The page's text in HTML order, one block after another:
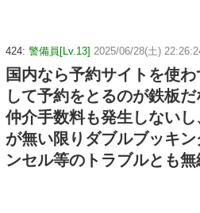
424: 警備員[Lv.13] 2025/06/28(土)
国内なら予約サイトを使
して予約をとるのが鉄板だ
仲介手数料も発生しない
が無い限りダブルブッキ
ンセル等のトラブルとも無